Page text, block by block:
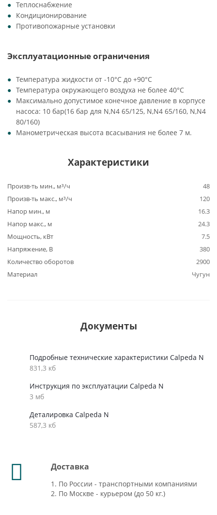
Теплоснабжение
Кондиционирование
Противопожарные установки
Эксплуатационные ограничения
Температура жидкости от -10°C до +90°C
Температура окружающего воздуха не более 40°C
Максимально допустимое конечное давление в корпусе
насоса: 10 бар(16 бар для N,N4 65/125, N,N4 65/160, N,N4
80/160)
Манометрическая высота всасывания не более 7 м.
Характеристики
Произв-ть мин., м³/ч
48
Произв-ть макс., м³/ч
120
Напор мин., м
16.3
Напор макс., м
24.3
Мощность, кВт
7.5
Напряжение, В
380
Количество оборотов
2900
Материал
Чугун
Документы
Подробные технические характеристики Calpeda N
831,3 кб
Инструкция по эксплуатации Calpeda N
3 мб
Деталировка Calpeda N
587,3 кб
Доставка
1. По России - транспортными компаниями
2. По Москве - курьером (до 50 кг.)